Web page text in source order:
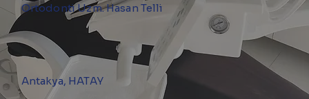
Ortodonti Uzm. Hasan Telli
Antakya, HATAY